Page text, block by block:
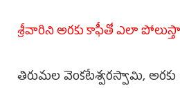
శ్రీవారిని అరకు కాఫీతో ఎలా
తిరుమల వెంకటేశ్వరస్వామి,